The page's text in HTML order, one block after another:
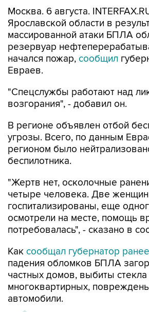
Москва. 6 августа.
Ярославской области в
массированной атаки БПЛА
резервуар
начался пожар, сообщил
Евраев.
"Спецслужбы работают над
возгорания", - добавил он.
В регионе объявлен отбой
угрозы. Всего, по данным
регионом было
беспилотника.
"Жертв нет, осколочные
четыре человека. Две
госпитализированы, еще
осмотрели на месте, помощь
потребовалась", - сказано в
Как сообщал губернатор
падения обломков БПЛА
частных домов, выбиты
многоквартирных,
автомобили.